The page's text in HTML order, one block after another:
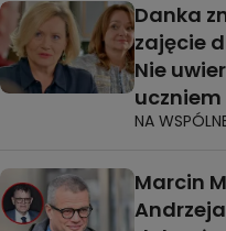
Danka
zajęcie
Nie
uczniem
NA
Marcin